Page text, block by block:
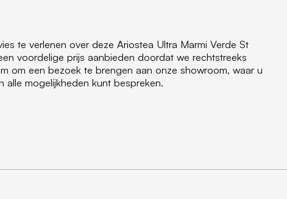
te verlenen over deze Ariostea Ultra Marmi Verde St
voordelige prijs aanbieden doordat we rechtstreeks
om een bezoek te brengen aan onze showroom, waar u
alle mogelijkheden kunt bespreken.